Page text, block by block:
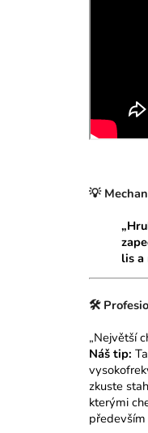
💡
lis a
🛠️
„Největší
Náš tip:
zkuste
kterými
především